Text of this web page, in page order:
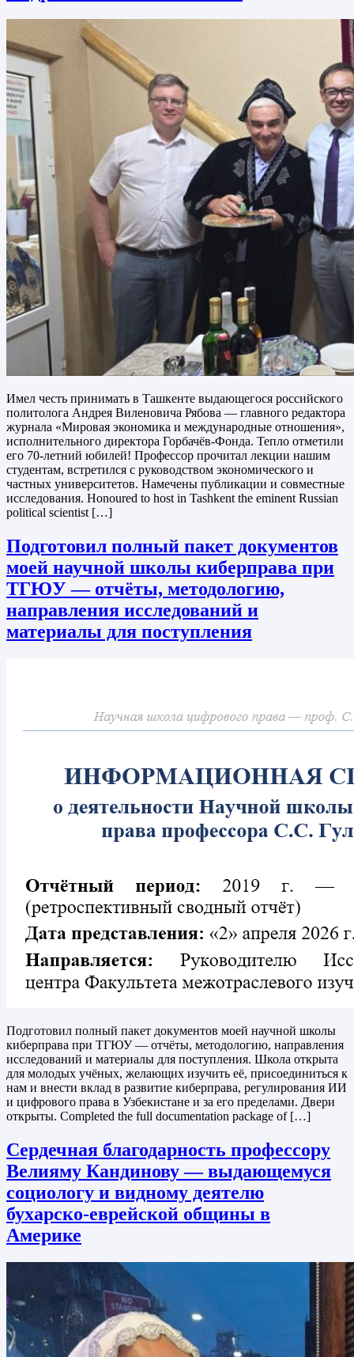
Имел честь принимать в Ташкенте выдающегося российского
политолога Андрея Виленовича Рябова — главного редактора
журнала «Мировая экономика и международные отношения»,
исполнительного директора Горбачёв-Фонда. Тепло отметили
его 70-летний юбилей! Профессор прочитал лекции нашим
студентам, встретился с руководством экономического и
частных университетов. Намечены публикации и совместные
исследования. Honoured to host in Tashkent the eminent Russian
political scientist […]
Подготовил полный пакет документов
моей научной школы киберправа при
ТГЮУ — отчёты, методологию,
направления исследований и
материалы для поступления
Подготовил полный пакет документов моей научной школы
киберправа при ТГЮУ — отчёты, методологию, направления
исследований и материалы для поступления. Школа открыта
для молодых учёных, желающих изучить её, присоединиться к
нам и внести вклад в развитие киберправа, регулирования ИИ
и цифрового права в Узбекистане и за его пределами. Двери
открыты. Completed the full documentation package of […]
Сердечная благодарность профессору
Велияму Кандинову — выдающемуся
социологу и видному деятелю
бухарско-еврейской общины в
Америке